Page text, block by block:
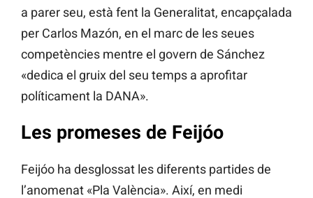
a parer seu, està fent la Generalitat, encapçalada
per Carlos Mazón, en el marc de les seues
competències mentre el govern de Sánchez
«dedica el gruix del seu temps a aprofitar
políticament la DANA».
Les promeses de Feijóo
Feijóo ha desglossat les diferents partides de
l’anomenat «Pla València». Així, en medi